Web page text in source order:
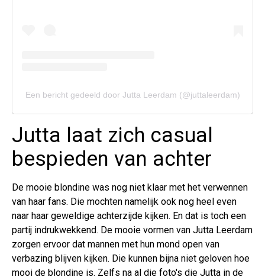
Een bericht gedeeld door Jutta Leerdam (@juttaleerdam)
Jutta laat zich casual
bespieden van achter
De mooie blondine was nog niet klaar met het verwennen
van haar fans. Die mochten namelijk ook nog heel even
naar haar geweldige achterzijde kijken. En dat is toch een
partij indrukwekkend. De mooie vormen van Jutta Leerdam
zorgen ervoor dat mannen met hun mond open van
verbazing blijven kijken. Die kunnen bijna niet geloven hoe
mooi de blondine is. Zelfs na al die foto's die Jutta in de